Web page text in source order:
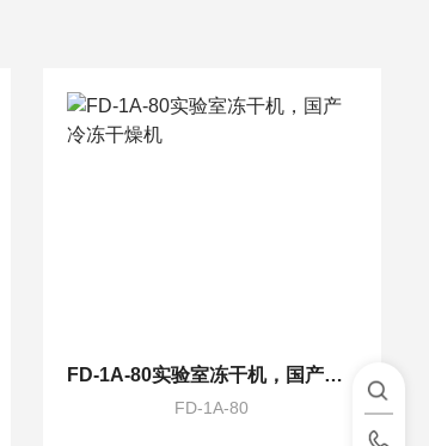
FD-1A-80实验室冻干机，国产冷冻干燥机
FD-1A-80